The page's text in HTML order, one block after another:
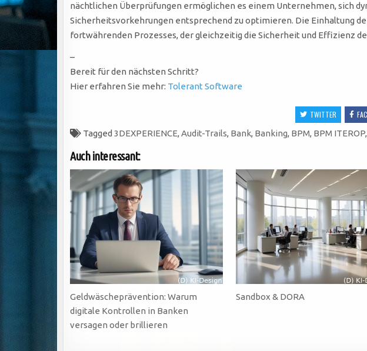
nächtlichen Überprüfungen ermöglichen es einem Unternehmen, sich
Sicherheitsvorkehrungen entsprechend zu optimieren. Die Einhaltung
fortwährenden Prozesses, der gleichzeitig die Sicherheit und Effizienz
–
Bereit für den nächsten Schritt?
Hier erfahren Sie mehr: Tolerant Software
TWITTER
Tagged 3DEXPERIENCE, Audit-Trails, Bank, Banking, BPM, BPM ITEROP,
Auch interessant:
Geldwäscheprävention: Warum
digitale Kontrollen in Banken
versagen oder brillieren
Sandbox & DORA